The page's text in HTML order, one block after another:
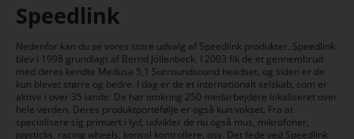
ringe
til os
på
telefon
98374333
(hverdage
kl. 10-
16)
Speedlink
Nedenfor kan du se vores store udvalg af Speedlink produkter. Speedlink
blev i 1998 grundlagt af Bernd Jöllenbeck. I 2003 fik de et gennembrud
med deres kendte Medusa 5,1 Surroundsound headset, og siden er de
kun blevet større og bedre. I dag er de et internationalt selskab, som er
aktive i over 35 lande. De har omkring 250 medarbejdere lokaliseret over
hele verden. Deres produktportefølje er også kun vokset. Fra at
specialisere sig primært i lyd, udvikler de nu også mus, mikrofoner,
joysticks, racing wheels, konsol kontrollere, osv. Det fede ved Speedlink